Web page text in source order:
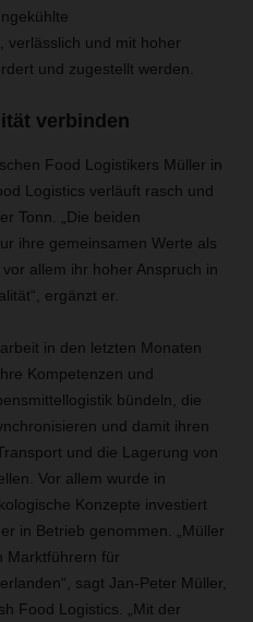
verlässlich und mit hoher
und zugestellt werden.
verbinden
Food Logistikers Müller in
Logistics verläuft rasch und
Tonn. „Die beiden
ihre gemeinsamen Werte als
allem ihr hoher Anspruch in
ergänzt er.
in den letzten Monaten
Kompetenzen und
bündeln, die
und damit ihren
und die Lagerung von
Vor allem wurde in
Konzepte investiert
in Betrieb genommen. „Müller
Marktführern für
sagt Jan-Peter Müller,
Food Logistics. „Mit der